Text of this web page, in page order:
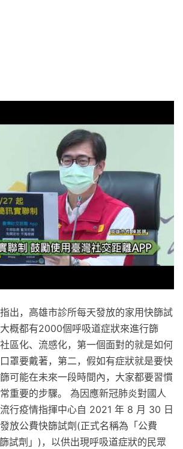
出，高雄市診所每天發放的家用快篩試
概都有2000個呼吸道症狀來進行篩
區化、流感化，第一個面對的就是如何
罩要戴著，第二，假如有症狀就是要快
可能在未來一段時間內，大家都要習慣
重要的步驟。 為因應新冠肺炎對國人
行疫情指揮中心自 2021 年 8 月 30 日
放公費快篩試劑(正式名稱為「公費
試劑」)，以供出現呼吸道症狀的民眾